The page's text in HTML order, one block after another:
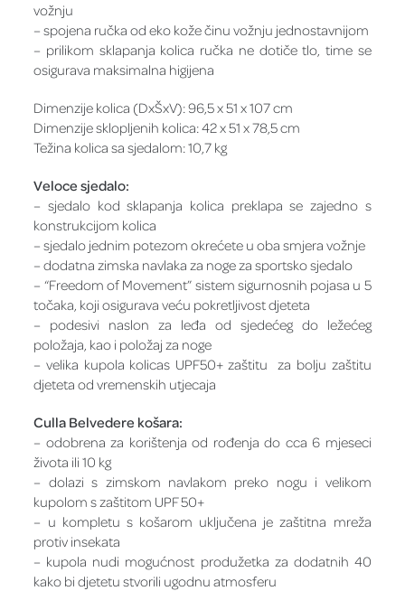
vožnju
– spojena ručka od eko kože činu vožnju jednostavnijom
– prilikom sklapanja kolica ručka ne dotiče tlo, time se
osigurava maksimalna higijena
Dimenzije kolica (DxŠxV): 96,5 x 51 x 107 cm
Dimenzije sklopljenih kolica: 42 x 51 x 78,5 cm
Težina kolica sa sjedalom: 10,7 kg
Veloce sjedalo:
– sjedalo kod sklapanja kolica preklapa se zajedno s
konstrukcijom kolica
– sjedalo jednim potezom okrećete u oba smjera vožnje
– dodatna zimska navlaka za noge za sportsko sjedalo
– “Freedom of Movement” sistem sigurnosnih pojasa u 5
točaka, koji osigurava veću pokretljivost djeteta
– podesivi naslon za leđa od sjedećeg do ležećeg
položaja, kao i položaj za noge
– velika kupola kolicas UPF50+ zaštitu za bolju zaštitu
djeteta od vremenskih utjecaja
Culla Belvedere košara:
– odobrena za korištenja od rođenja do cca 6 mjeseci
života ili 10 kg
– dolazi s zimskom navlakom preko nogu i velikom
kupolom s zaštitom UPF 50+
– u kompletu s košarom uključena je zaštitna mreža
protiv insekata
– kupola nudi mogućnost produžetka za dodatnih 40
kako bi djetetu stvorili ugodnu atmosferu